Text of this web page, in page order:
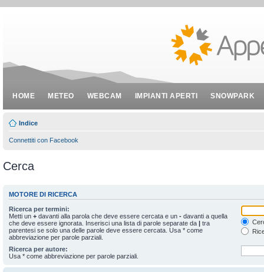
HOME METEO WEBCAM IMPIANTI APERTI SNOWPARK
Indice
Connettiti con Facebook
Cerca
MOTORE DI RICERCA
Ricerca per termini:
Metti un + davanti alla parola che deve essere cercata e un - davanti a quella
che deve essere ignorata. Inserisci una lista di parole separate da | tra
parentesi se solo una delle parole deve essere cercata. Usa * come
abbreviazione per parole parziali.
Ricerca per autore:
Usa * come abbreviazione per parole parziali.